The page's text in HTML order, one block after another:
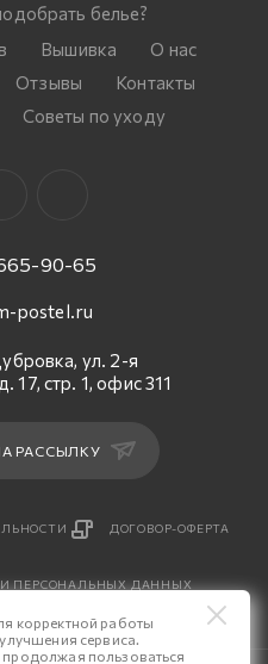
белье?
Вышивка
О нас
Отзывы
Контакты
Советы по уходу
90-65
postel.ru
ул. 2-я
17, стр. 1, офис 311
РАССЫЛКУ
ДОГОВОР-ОФЕРТА
ПЕРСОНАЛЬНЫХ ДАННЫХ
корректной работы
сервиса.
пользоваться